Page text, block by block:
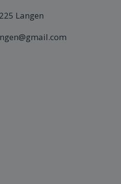
Langen